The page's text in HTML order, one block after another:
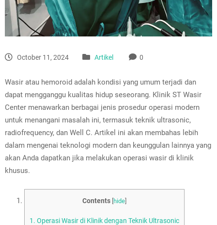
October 11, 2024 Artikel 0
Wasir atau hemoroid adalah kondisi yang umum terjadi dan
dapat mengganggu kualitas hidup seseorang. Klinik ST Wasir
Center menawarkan berbagai jenis prosedur operasi modern
untuk menangani masalah ini, termasuk teknik ultrasonic,
radiofrequency, dan Well C. Artikel ini akan membahas lebih
dalam mengenai teknologi modern dan keunggulan lainnya yang
akan Anda dapatkan jika melakukan operasi wasir di klinik
khusus.
Contents [hide]
1. Operasi Wasir di Klinik dengan Teknik Ultrasonic